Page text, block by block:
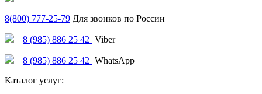
8(800) 777-25-79 Для звонков по России
8 (985) 886 25 42 Viber
8 (985) 886 25 42 WhatsApp
Каталог услуг: